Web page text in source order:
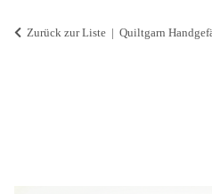
Zurück zur Liste Quiltgarn